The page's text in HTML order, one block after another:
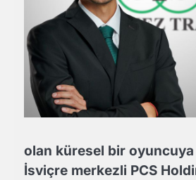
olan küresel bir oyuncuya
İsviçre merkezli PCS